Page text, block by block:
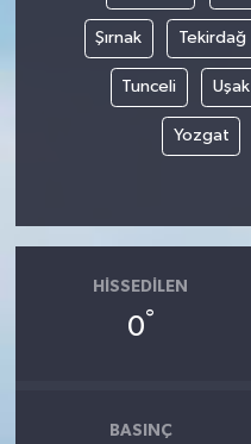
Şırnak Tekirdağ
Tunceli Uşak
Yozgat
HISSEDILEN
0°
BASINÇ